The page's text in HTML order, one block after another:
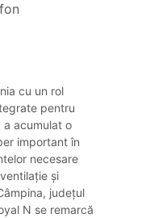
cu un rol
pentru
a acumulat o
important în
necesare
și
județul
N se remarcă